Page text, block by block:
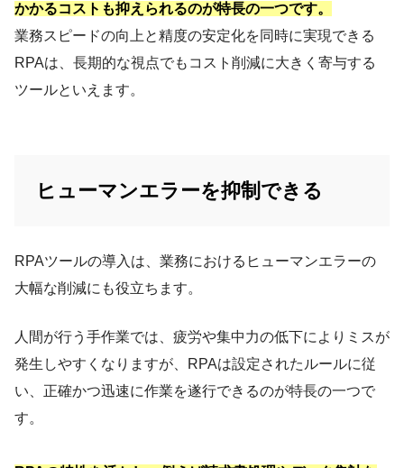
かかるコストも抑えられるのが特長の一つです。
業務スピードの向上と精度の安定化を同時に実現できる
RPAは、長期的な視点でもコスト削減に大きく寄与する
ツールといえます。
ヒューマンエラーを抑制できる
RPAツールの導入は、業務におけるヒューマンエラーの
大幅な削減にも役立ちます。
​人間が行う手作業では、疲労や集中力の低下によりミスが
発生しやすくなりますが、RPAは設定されたルールに従
い、正確かつ迅速に作業を遂行できるのが特長の一つで
す。